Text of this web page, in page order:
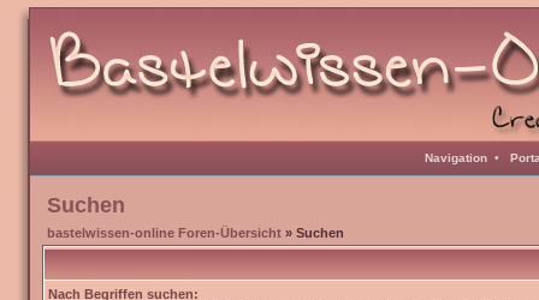
Navigation •
Suchen
bastelwissen-online Foren-Übersicht » Suchen
Nach Begriffen suchen: